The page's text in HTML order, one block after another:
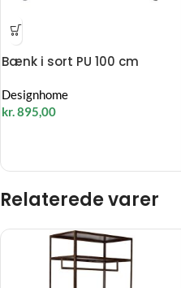
Bænk i sort PU 100 cm
Designhome
kr.895,00
Relaterede varer